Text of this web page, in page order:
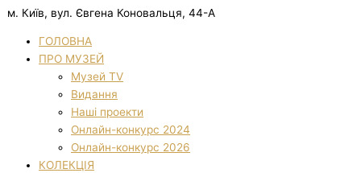
м. Київ, вул. Євгена Коновальця, 44-А
ГОЛОВНА
ПРО МУЗЕЙ
Музей TV
Видання
Наші проекти
Онлайн-конкурс 2024
Онлайн-конкурс 2026
КОЛЕКЦІЯ